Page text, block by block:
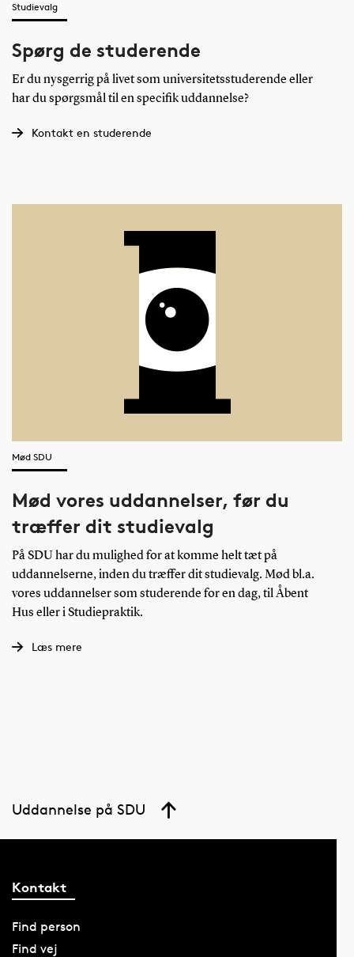
Studievalg
Spørg de studerende
Er du nysgerrig på livet som universitetsstuderende eller
har du spørgsmål til en specifik uddannelse?
Kontakt en studerende
Mød SDU
Mød vores uddannelser, før du
træffer dit studievalg
På SDU har du mulighed for at komme helt tæt på
uddannelserne, inden du træffer dit studievalg. Mød bl.a.
vores uddannelser som studerende for en dag, til Åbent
Hus eller i Studiepraktik.
Læs mere
Uddannelse på SDU
Kontakt
Find person
Find vej